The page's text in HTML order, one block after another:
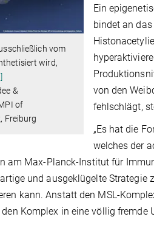
vom
wird,
&
of
Freiburg
Ein
bindet an
von den
fehlschlägt,
„Es hat die
welches der
am Max-Planck-Institut für
und ausgeklügelte Strategie
kann. Anstatt den MSL-
Komplex in eine völlig